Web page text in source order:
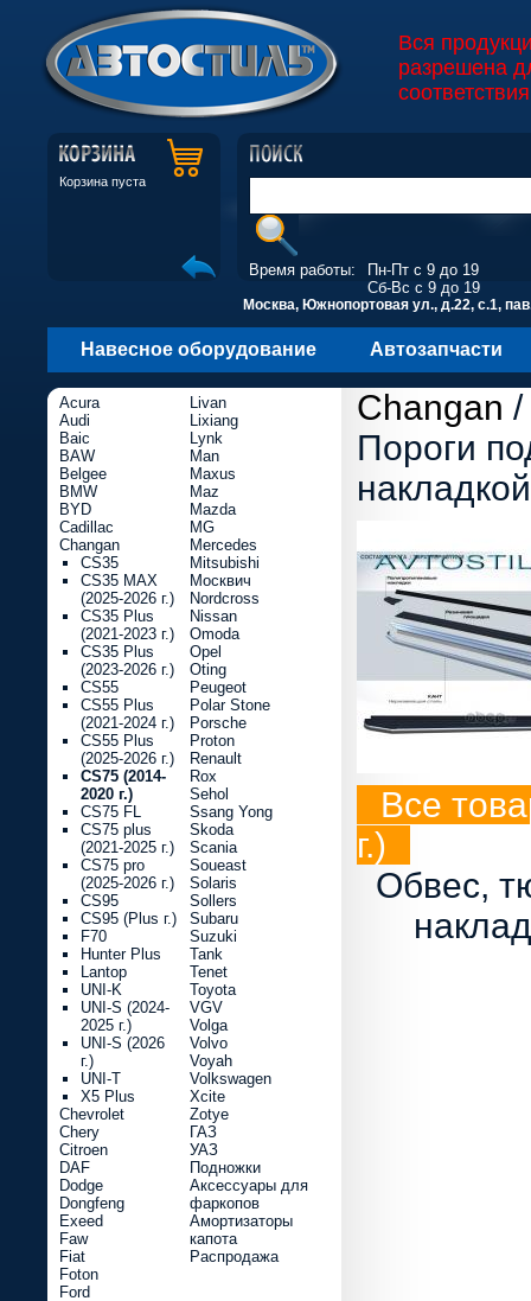
Вся
разрешена
Корзина пуста
Время работы:
Пн-Пт с 9 до 19
Сб-Вс с 9 до 19
Москва, Южнопортовая ул., д.22, с.1,
Навесное оборудование Автозапчасти
Changan /
Пороги
Все
г.)
Обвес,
Acura
Audi
Baic
BAW
Belgee
BMW
BYD
Cadillac
Changan
CS35
CS35 MAX
(2025-2026 г.)
CS35 Plus
(2021-2023 г.)
CS35 Plus
(2023-2026 г.)
CS55
CS55 Plus
(2021-2024 г.)
CS55 Plus
(2025-2026 г.)
CS75 (2014-
2020 г.)
CS75 FL
CS75 plus
(2021-2025 г.)
CS75 pro
(2025-2026 г.)
CS95
CS95 (Plus г.)
F70
Hunter Plus
Lantop
UNI-K
UNI-S (2024-
2025 г.)
UNI-S (2026
г.)
UNI-T
X5 Plus
Chevrolet
Chery
Citroen
DAF
Dodge
Dongfeng
Exeed
Faw
Fiat
Foton
Ford
Livan
Lixiang
Lynk
Man
Maxus
Maz
Mazda
MG
Mercedes
Mitsubishi
Москвич
Nordcross
Nissan
Omoda
Opel
Oting
Peugeot
Polar Stone
Porsche
Proton
Renault
Rox
Sehol
Ssang Yong
Skoda
Scania
Soueast
Solaris
Sollers
Subaru
Suzuki
Tank
Tenet
Toyota
VGV
Volga
Volvo
Voyah
Volkswagen
Xcite
Zotye
ГАЗ
УАЗ
Подножки
Аксессуары для
фаркопов
Амортизаторы
капота
Распродажа